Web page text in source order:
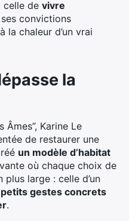
celle de vivre
convictions
la chaleur d’un vrai
la
Âmes”, Karine Le
de restaurer une
un modèle d’habitat
où chaque choix de
large : celle d’un
petits gestes concrets
.